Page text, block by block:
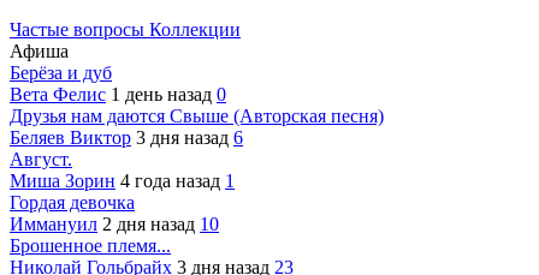
Частые вопросы Коллекции
Афиша
Берёза и дуб
Вета Фелис 1 день назад 0
Друзья нам даются Свыше (Авторская песня)
Беляев Виктор 3 дня назад 6
Август.
Миша Зорин 4 года назад 1
Гордая девочка
Иммануил 2 дня назад 10
Брошенное племя...
Николай Гольбрайх 3 дня назад 23